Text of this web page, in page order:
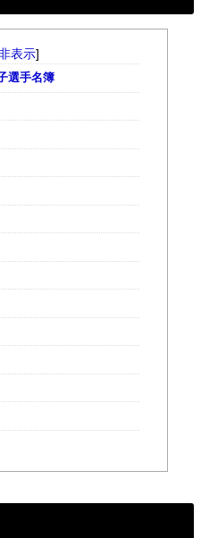
表示]
選手名簿